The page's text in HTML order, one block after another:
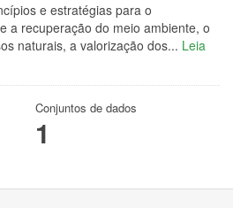
e estratégias para o
a recuperação do meio ambiente, o
naturais, a valorização dos... Leia
Conjuntos de dados
1